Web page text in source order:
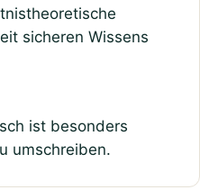
sicheren Wissens
ist besonders
umschreiben.